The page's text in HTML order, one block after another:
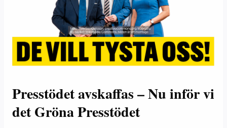
Presstödet avskaffas – Nu inför vi
det Gröna Presstödet